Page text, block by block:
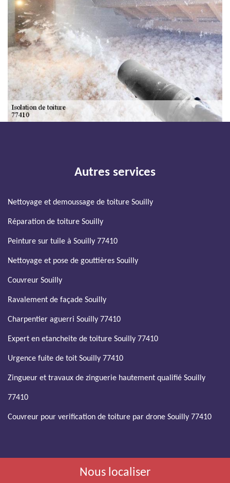
Autres services
Nettoyage et demoussage de toiture Souilly
Réparation de toiture Souilly
Peinture sur tuile à Souilly 77410
Nettoyage et pose de gouttières Souilly
Couvreur Souilly
Ravalement de façade Souilly
Charpentier aguerri Souilly 77410
Expert en etancheite de toiture Souilly 77410
Urgence fuite de toit Souilly 77410
Zingueur et travaux de zinguerie hautement qualifié Souilly
77410
Couvreur pour verification de toiture par drone Souilly 77410
Nous localiser